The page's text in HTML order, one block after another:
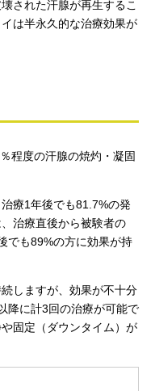
された汗腺が再生するこ
は半永久的な治療効果が
程度の汗腺の焼灼・凝固
療1年後でも81.7%の発
治療直後から被験者の
でも89%の方に効果が持
しますが、効果が不十分
降に計3回の治療が可能で
固定（ダウンタイム）が